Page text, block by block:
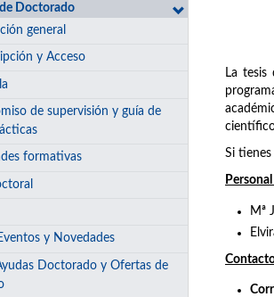
Doctorado
general
y Acceso
de supervisión y guía de
formativas
y Novedades
Doctorado y Ofertas de
La tesis
Si
Mª